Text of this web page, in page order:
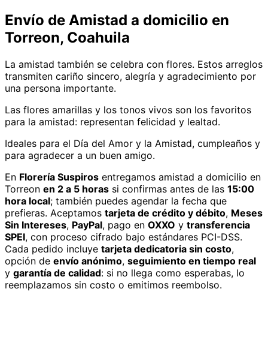
Envío de Amistad a domicilio en
Torreon, Coahuila
La amistad también se celebra con flores. Estos arreglos
transmiten cariño sincero, alegría y agradecimiento por
una persona importante.
Las flores amarillas y los tonos vivos son los favoritos
para la amistad: representan felicidad y lealtad.
Ideales para el Día del Amor y la Amistad, cumpleaños y
para agradecer a un buen amigo.
En Florería Suspiros entregamos amistad a domicilio en
Torreon en 2 a 5 horas si confirmas antes de las 15:00
hora local; también puedes agendar la fecha que
prefieras. Aceptamos tarjeta de crédito y débito, Meses
Sin Intereses, PayPal, pago en OXXO y transferencia
SPEI, con proceso cifrado bajo estándares PCI-DSS.
Cada pedido incluye tarjeta dedicatoria sin costo,
opción de envío anónimo, seguimiento en tiempo real
y garantía de calidad: si no llega como esperabas, lo
reemplazamos sin costo o emitimos reembolso.